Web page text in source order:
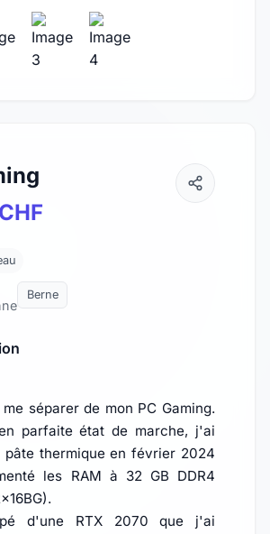
Berne
séparer de mon PC Gaming.
parfaite état de marche, j'ai
pâte thermique en février 2024
les RAM à 32 GB DDR4
d'une RTX 2070 que j'ai